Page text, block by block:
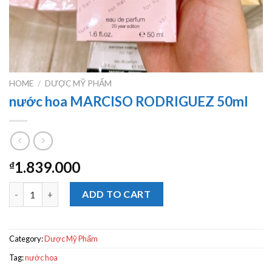
HOME / DƯỢC MỸ PHẨM
nước hoa MARCISO RODRIGUEZ 50ml
₫1.839.000
nước hoa MARCISO RODRIGUEZ 50ml quantity
ADD TO CART
Category:Dược Mỹ Phẩm
Tag:nước hoa